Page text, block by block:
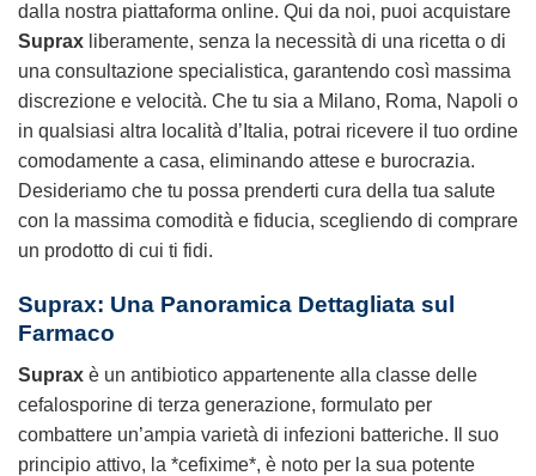
dalla nostra piattaforma online. Qui da noi, puoi acquistare
Suprax liberamente, senza la necessità di una ricetta o di
una consultazione specialistica, garantendo così massima
discrezione e velocità. Che tu sia a Milano, Roma, Napoli o
in qualsiasi altra località d’Italia, potrai ricevere il tuo ordine
comodamente a casa, eliminando attese e burocrazia.
Desideriamo che tu possa prenderti cura della tua salute
con la massima comodità e fiducia, scegliendo di comprare
un prodotto di cui ti fidi.
Suprax: Una Panoramica Dettagliata sul
Farmaco
Suprax è un antibiotico appartenente alla classe delle
cefalosporine di terza generazione, formulato per
combattere un’ampia varietà di infezioni batteriche. Il suo
principio attivo, la *cefixime*, è noto per la sua potente